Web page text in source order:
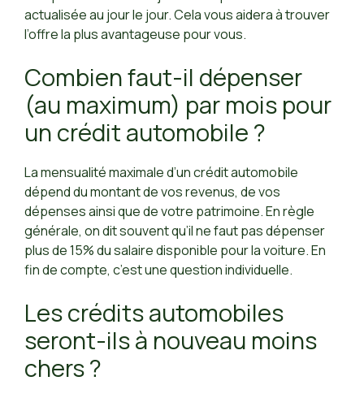
actualisée au jour le jour. Cela vous aidera à trouver
l’offre la plus avantageuse pour vous.
Combien faut-il dépenser
(au maximum) par mois pour
un crédit automobile ?
La mensualité maximale d’un crédit automobile
dépend du montant de vos revenus, de vos
dépenses ainsi que de votre patrimoine. En règle
générale, on dit souvent qu’il ne faut pas dépenser
plus de 15% du salaire disponible pour la voiture. En
fin de compte, c’est une question individuelle.
Les crédits automobiles
seront-ils à nouveau moins
chers ?